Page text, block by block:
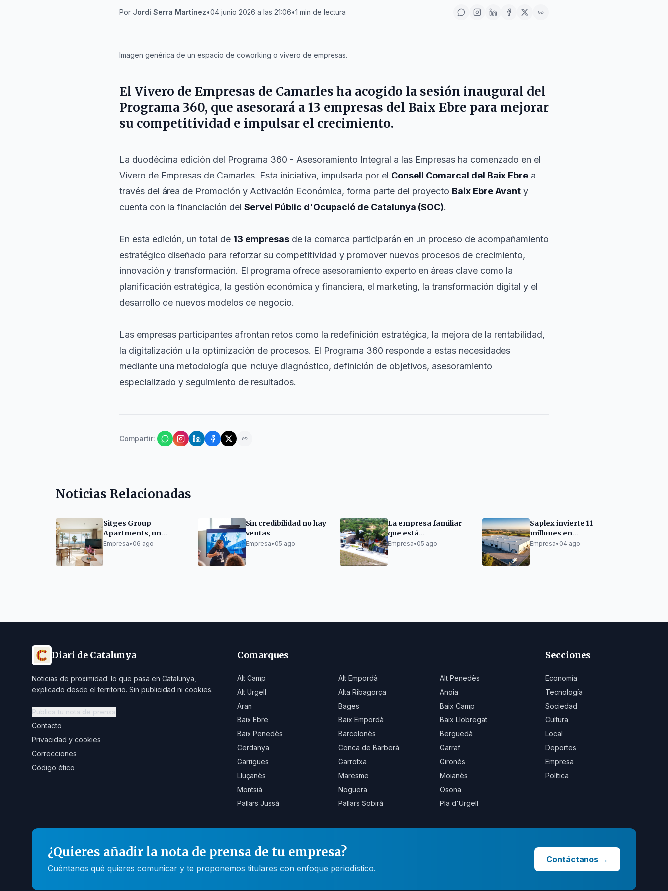
Por Jordi Serra Martínez•04 junio 2026 a las 21:06•1 min de lectura
Imagen genérica de un espacio de coworking o vivero de empresas.
El Vivero de Empresas de Camarles ha acogido la sesión inaugural del
Programa 360, que asesorará a 13 empresas del Baix Ebre para mejorar
su competitividad e impulsar el crecimiento.
La duodécima edición del Programa 360 - Asesoramiento Integral a las Empresas ha comenzado en el
Vivero de Empresas de Camarles. Esta iniciativa, impulsada por el Consell Comarcal del Baix Ebre a
través del área de Promoción y Activación Económica, forma parte del proyecto Baix Ebre Avant y
cuenta con la financiación del Servei Públic d'Ocupació de Catalunya (SOC).
En esta edición, un total de 13 empresas de la comarca participarán en un proceso de acompañamiento
estratégico diseñado para reforzar su competitividad y promover nuevos procesos de crecimiento,
innovación y transformación. El programa ofrece asesoramiento experto en áreas clave como la
planificación estratégica, la gestión económica y financiera, el marketing, la transformación digital y el
desarrollo de nuevos modelos de negocio.
Las empresas participantes afrontan retos como la redefinición estratégica, la mejora de la rentabilidad,
la digitalización u la optimización de procesos. El Programa 360 responde a estas necesidades
mediante una metodología que incluye diagnóstico, definición de objetivos, asesoramiento
especializado y seguimiento de resultados.
Compartir:
Noticias Relacionadas
Sitges Group
Apartments, un
referente reconocido
Empresa• 06 ago
Sin credibilidad no hay
ventas
Empresa• 05 ago
La empresa familiar
que está
revolucionando el
Empresa• 05 ago
Saplex invierte 11
millones en
Canovelles para
Empresa• 04 ago
Diari de Catalunya
Noticias de proximidad: lo que pasa en Catalunya,
explicado desde el territorio. Sin publicidad ni cookies.
Publica tu nota de prensa
Contacto
Privacidad y cookies
Correcciones
Código ético
Comarques
Alt Camp Alt Empordà
Alt Penedès
Alt Urgell
Alta Ribagorça
Anoia
Aran
Bages
Baix Camp
Baix Ebre
Baix Empordà
Baix Llobregat
Baix Penedès
Barcelonès
Berguedà
Cerdanya
Conca de Barberà
Garraf
Garrigues
Garrotxa
Gironès
Lluçanès
Maresme
Moianès
Montsià
Noguera
Osona
Pallars Jussà
Pallars Sobirà Pla d'Urgell
Secciones
Economía
Tecnología
Sociedad
Cultura
Local
Deportes
Empresa
Política
¿Quieres añadir la nota de prensa de tu empresa?
Cuéntanos qué quieres comunicar y te proponemos titulares con enfoque periodístico.
Contáctanos →